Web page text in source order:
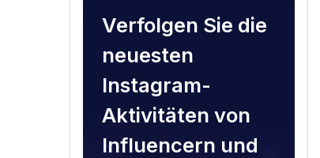
Verfolgen Sie die
neuesten
Instagram-
Aktivitäten von
Influencern und